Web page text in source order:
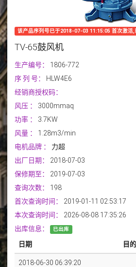
该产品序列号已于2018-07-03 11:15:05 首次激活,
TV-65鼓风机
生产编号：
1806-772
序 列 号：
HLW4E6
经销商授权码：
风压 ：
3000mmaq
功率 ：
3.7KW
风量 ：
1.28m3/min
电机品牌 ：
力超
出厂日期：
2018-07-03
保修期至：
2019-07-03
查询次数：
198
首次查询时间：
2019-01-11 02:53:17
本次查询时间：
2026-08-08 17:35:26
出库信息：
已出库
日期 目
2018-06-30 06:39:20